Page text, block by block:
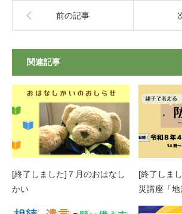
前の記事
関連記事
[終了しました]７月のおはなし
かい
[終了しま
災講座「地